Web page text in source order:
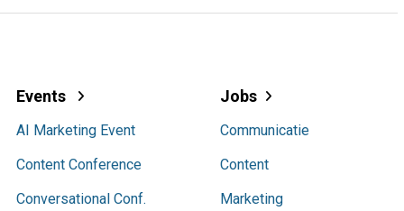
Events
AI Marketing Event
Content Conference
Conversational Conf.
Jobs
Communicatie
Content
Marketing